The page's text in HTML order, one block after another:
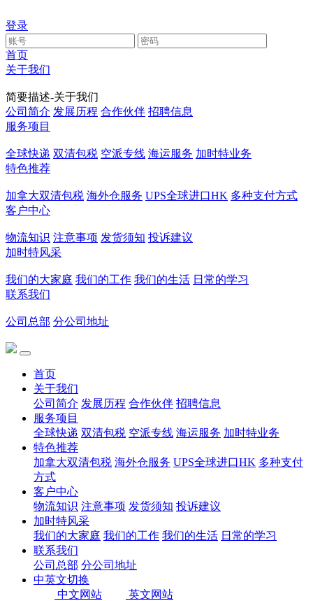
登录
首页
关于我们
简要描述-关于我们
公司简介 发展历程 合作伙伴 招聘信息
服务项目
全球快递 双清包税 空派专线 海运服务 加时特业务
特色推荐
加拿大双清包税 海外仓服务 UPS全球进口HK 多种支付方式
客户中心
物流知识 注意事项 发货须知 投诉建议
加时特风采
我们的大家庭 我们的工作 我们的生活 日常的学习
联系我们
公司总部 分公司地址
首页
关于我们
公司简介 发展历程 合作伙伴 招聘信息
服务项目
全球快递 双清包税 空派专线 海运服务 加时特业务
特色推荐
加拿大双清包税 海外仓服务 UPS全球进口HK 多种支付
方式
客户中心
物流知识 注意事项 发货须知 投诉建议
加时特风采
我们的大家庭 我们的工作 我们的生活 日常的学习
联系我们
公司总部 分公司地址
中英文切换
中文网站
英文网站